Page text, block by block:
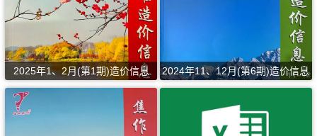
2025年1、2月(第1期)造价信息 2024年11、12月(第6期)造价信息